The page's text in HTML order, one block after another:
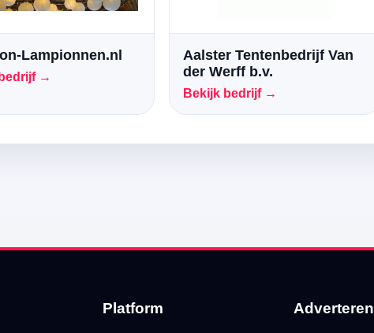
Lampionnen.nl
→
Aalster Tentenbedrijf Van
der Werff b.v.
Bekijk bedrijf →
Platform Adverteren